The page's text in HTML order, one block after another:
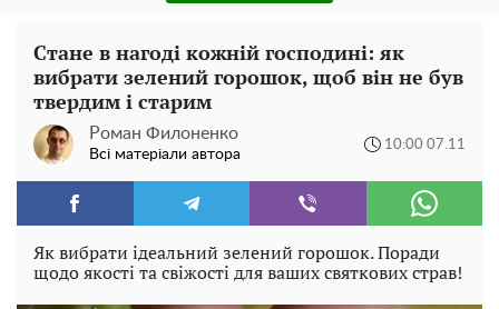
Стане в нагоді кожній господині: як
вибрати зелений горошок, щоб він не був
твердим і старим
Роман Филоненко
Всі матеріали автора
10:00 07.11
Як вибрати ідеальний зелений горошок. Поради
щодо якості та свіжості для ваших святкових страв!